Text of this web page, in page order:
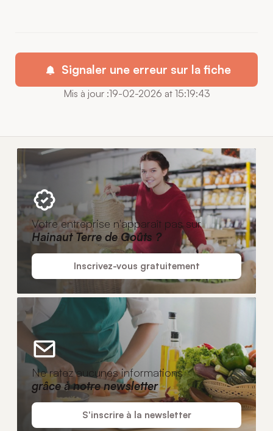
Signaler une erreur sur la fiche
Mis à jour :19-02-2026 at 15:19:43
Votre entreprise n'apparaît pas sur
Hainaut Terre de Goûts ?
Inscrivez-vous gratuitement
Ne ratez aucunes informations
grâce à notre newsletter
S'inscrire à la newsletter